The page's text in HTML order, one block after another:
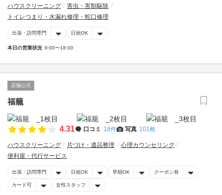
ハウスクリーニング
害虫・害獣駆除
トイレつまり・水漏れ修理・蛇口修理
出張・訪問専門 日祝OK
本日の営業状況 9:00〜18:00
店舗公式
福籠
4.31 口コミ 18件 写真 101枚
ハウスクリーニング 片づけ・遺品整理
心理カウンセリング
便利屋・代行サービス
出張・訪問専門 日祝OK 早朝OK クーポン有
カード可 女性スタッフ